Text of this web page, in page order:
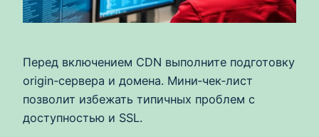
Перед включением CDN выполните подготовку
origin‑сервера и домена. Мини‑чек‑лист
позволит избежать типичных проблем с
доступностью и SSL.